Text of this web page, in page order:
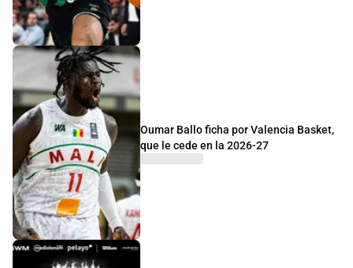
Oumar Ballo ficha por Valencia Basket,
que le cede en la 2026-27